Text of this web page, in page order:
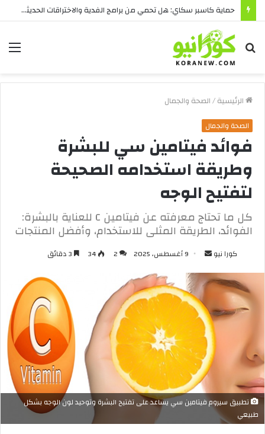
حماية كاسبر سكاي: هل تحمي من برامج الفدية والاختراقات الحديثة؟
بحث
عن
الرئيسية/الصحة والجمال
الصحة والجمال
فوائد فيتامين سي للبشرة
وطريقة استخدامه الصحيحة
لتفتيح الوجه
كل ما تحتاج معرفته عن فيتامين C للعناية بالبشرة:
الفوائد، الطريقة المثلى للاستخدام، وأفضل المنتجات
كورا نيو
أرسل
إلكترونيا
9 أغسطس، 2025 2
34
تطبيق سيروم فيتامين سي يساعد على تفتيح البشرة وتوحيد لون الوجه بشكل
طبيعي